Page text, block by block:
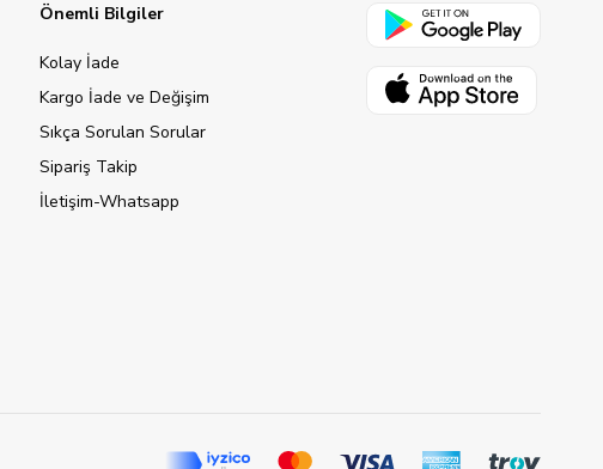
Önemli Bilgiler
Kolay İade
Kargo İade ve Değişim
Sıkça Sorulan Sorular
Sipariş Takip
İletişim-Whatsapp